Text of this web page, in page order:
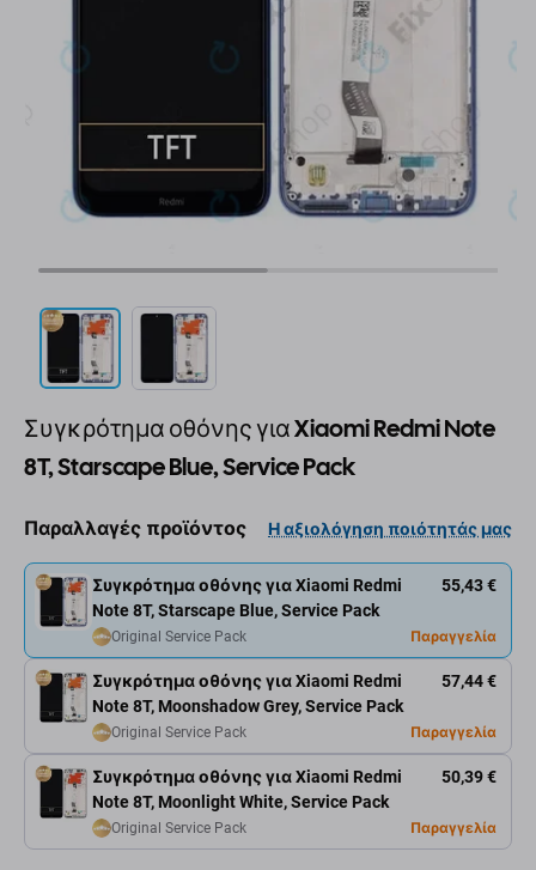
Συγκρότημα οθόνης για Xiaomi Redmi Note
8T, Starscape Blue, Service Pack
Παραλλαγές προϊόντος Η αξιολόγηση ποιότητάς μας
Συγκρότημα οθόνης για Xiaomi Redmi
Note 8T, Starscape Blue, Service Pack
55,43 €
Original Service Pack Παραγγελία
Συγκρότημα οθόνης για Xiaomi Redmi
Note 8T, Moonshadow Grey, Service Pack
57,44 €
Original Service Pack Παραγγελία
Συγκρότημα οθόνης για Xiaomi Redmi
Note 8T, Moonlight White, Service Pack
50,39 €
Original Service Pack Παραγγελία